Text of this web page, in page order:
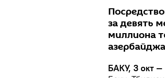
за девять
миллиона
БАКУ, 3 окт —